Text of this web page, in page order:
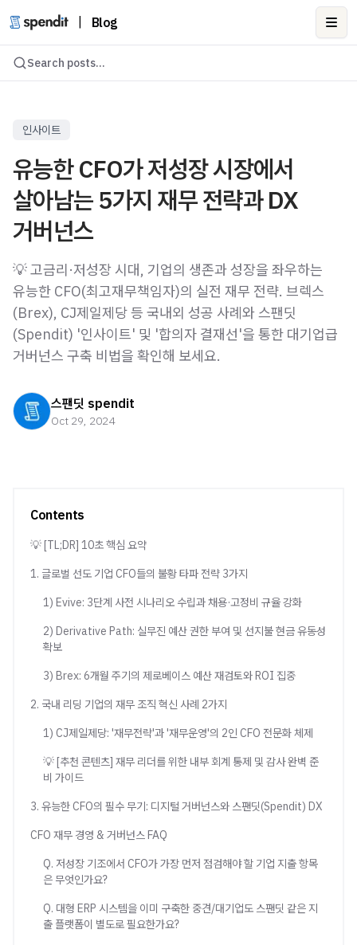
Blog
Search posts...
인사이트
유능한 CFO가 저성장 시장에서
살아남는 5가지 재무 전략과 DX
거버넌스
💡 고금리·저성장 시대, 기업의 생존과 성장을 좌우하는
유능한 CFO(최고재무책임자)의 실전 재무 전략. 브렉스
(Brex), CJ제일제당 등 국내외 성공 사례와 스팬딧
(Spendit) '인사이트' 및 '합의자 결재선'을 통한 대기업급
거버넌스 구축 비법을 확인해 보세요.
스팬딧 spendit
Oct 29, 2024
Contents
💡 [TL;DR] 10초 핵심 요약
1. 글로벌 선도 기업 CFO들의 불황 타파 전략 3가지
1) Evive: 3단계 사전 시나리오 수립과 채용·고정비 규율 강화
2) Derivative Path: 실무진 예산 권한 부여 및 선지불 현금 유동성
확보
3) Brex: 6개월 주기의 제로베이스 예산 재검토와 ROI 집중
2. 국내 리딩 기업의 재무 조직 혁신 사례 2가지
1) CJ제일제당: '재무전략'과 '재무운영'의 2인 CFO 전문화 체제
💡 [추천 콘텐츠] 재무 리더를 위한 내부 회계 통제 및 감사 완벽 준
비 가이드
3. 유능한 CFO의 필수 무기: 디지털 거버넌스와 스팬딧(Spendit) DX
CFO 재무 경영 & 거버넌스 FAQ
Q. 저성장 기조에서 CFO가 가장 먼저 점검해야 할 기업 지출 항목
은 무엇인가요?
Q. 대형 ERP 시스템을 이미 구축한 중견/대기업도 스팬딧 같은 지
출 플랫폼이 별도로 필요한가요?